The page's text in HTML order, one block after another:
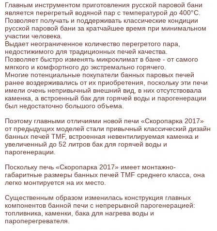
Главным инструментом приготовления русской паровой бани
является перегретый водяной пар с температурой до 400°С.
Позволяет получать и поддерживать классические кондиции
русской паровой бани за кратчайшее время при минимальном
участии человека.
Выдает неограниченное количество перегретого пара,
недостижимого для традиционных печей качества.
Позволяет быстро изменять микроклимат в бане - от самого
мягкого и комфортного до экстремально горячего.
Многие потенциальные покупатели банных паровых печей
ранее воздерживались от их приобретения, поскольку эти печи
имели очень непривычный внешний вид, в них отсутствовала
каменка, а встроенный бак для горячей воды и парогенерации
был недостаточно большого объема.
Поэтому главными отличиями новой печи «Скоропарка 2017»
от предыдущих моделей стали привычный классический дизайн
банных печей TMF, встроенная невентилируемая каменка и
увеличенный до 52 литров бак для горячей воды и
парогенерации.
Поскольку печь «Скоропарка 2017» имеет монтажно-
габаритные размеры банных печей TMF среднего класса, она
легко монтируется на их место.
Существенным образом изменилась конструкция главных
компонентов банной печи с непрерывной парогенерацией:
топливника, каменки, бака для нагрева воды и
пароперегревателя.